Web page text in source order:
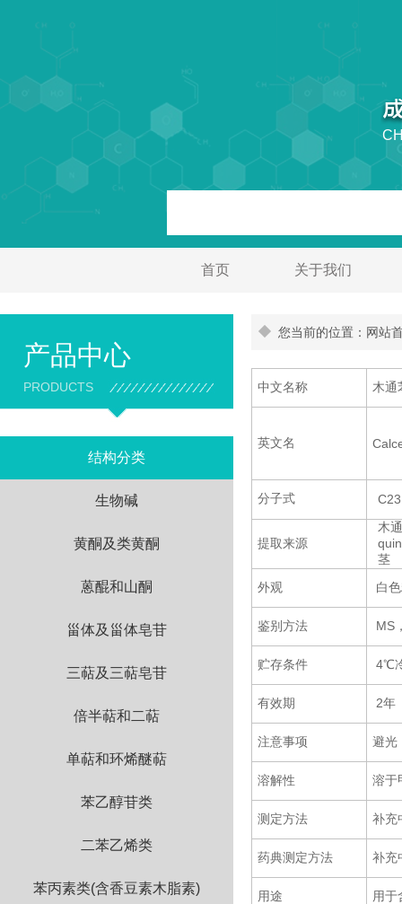
首页 关于我们
产品中心
PRODUCTS
结构分类
生物碱
黄酮及类黄酮
蒽醌和山酮
甾体及甾体皂苷
三萜及三萜皂苷
倍半萜和二萜
单萜和环烯醚萜
苯乙醇苷类
二苯乙烯类
苯丙素类(含香豆素木脂素)
您当前的位置：网站
中文名称 木通
英文名
分子式
提取来源
木
茎
外观
白
MS
4℃
2年
避光
鉴别方法
贮存条件
有效期
注意事项
溶解性 溶于
测定方法 补充
药典测定方法 补充
用途 用于